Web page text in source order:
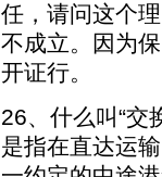
任，请问这个
不成立。因为
开证行。
26、什么叫“交
是指在直达运